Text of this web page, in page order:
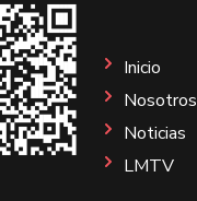
Inicio
Nosotros
Noticias
LMTV